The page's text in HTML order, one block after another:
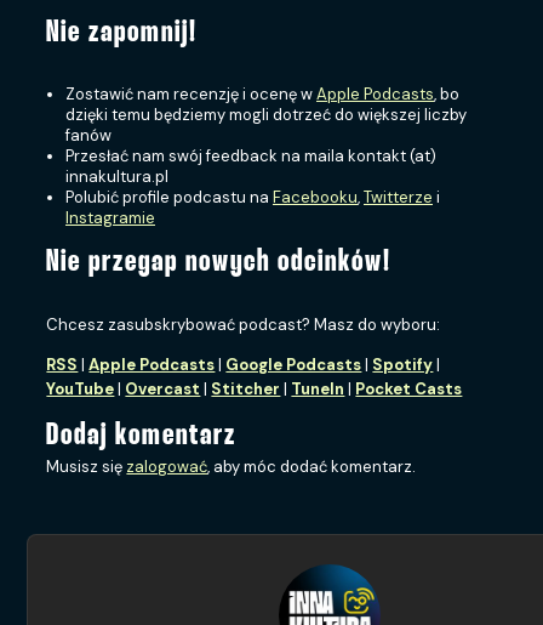
Nie zapomnij!
Zostawić nam recenzję i ocenę wApple Podcasts, bo
dzięki temu będziemy mogli dotrzeć do większej liczby
fanów
Przesłać nam swój feedback na maila kontakt (at)
innakultura.pl
Polubić profile podcastu na Facebooku,Twitterze i
Instagramie
Nie przegap nowych odcinków!
Chcesz zasubskrybować podcast? Masz do wyboru:
RSS |Apple Podcasts| Google Podcasts| Spotify|
YouTube| Overcast | Stitcher | TuneIn | Pocket Casts
Dodaj komentarz
Musisz się zalogować, aby móc dodać komentarz.